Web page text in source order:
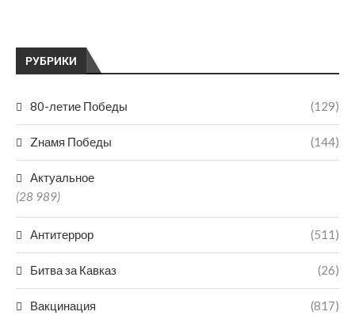
РУБРИКИ
80-летие Победы (129)
Zнамя Победы (144)
Актуальное
(28 989)
Антитеррор (511)
Битва за Кавказ (26)
Вакцинация (817)